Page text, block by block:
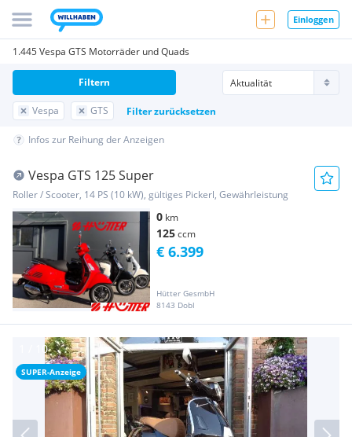
Einloggen
1.445 Vespa GTS Motorräder und Quads
Vespa GTS Filter zurücksetzen
Filtern
Infos zur Reihung der Anzeigen
Vespa GTS 125 Super
Roller / Scooter, 14 PS (10 kW), gültiges Pickerl, Gewährleistung
0 km
125ccm
Hütter GesmbH
8143 Dobl
€ 6.399
SUPER-Anzeige